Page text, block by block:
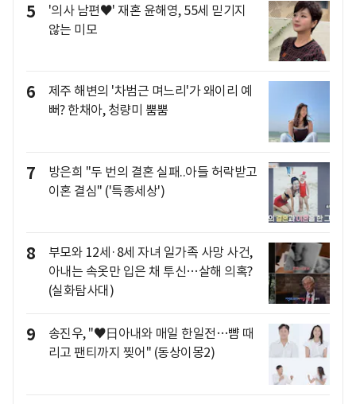
5
'의사 남편♥' 재혼 윤해영, 55세 믿기지
않는 미모
6
제주 해변의 '차범근 며느리'가 왜이리 예
뻐? 한채아, 청량미 뿜뿜
7
방은희 "두 번의 결혼 실패..아들 허락받고
이혼 결심" ('특종세상')
8
부모와 12세·8세 자녀 일가족 사망 사건,
아내는 속옷만 입은 채 투신…살해 의혹?
(실화탐사대)
9
송진우, "♥日아내와 매일 한일전…뺨 때
리고 팬티까지 찢어" (동상이몽2)